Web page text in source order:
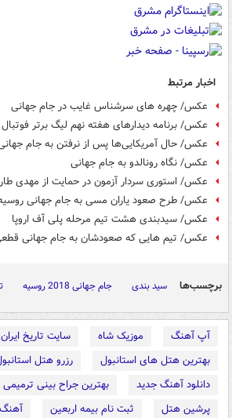
اخبار مرتبط
عکس/ چهره های سرشناس غایب در جام جهانی
عکس/ برنامه دیدارهای هفته نهم لیگ برتر فوتبال
عکس/ حال آمریکایی‌ها پس از نرفتن به جام
عکس/ نگاه رونالدو به جام جهانی
عکس/ استوری سردار آزمون در حمایت از مهدی
عکس/ طرح صعود یاران مسی به جام جهانی
عکس/ سیدبندی هشت تیم مرحله پلی آف اروپا
عکس/ تیم هایی که صعودشان به جام جهانی
برچسب‌ها سید بندی جام جهانی 2018 روسیه
آپ آهنگ موزیک شاه
سایت تاریخ ایران
بهترین هتل های استانبول
رزرو هتل
دانلود آهنگ جدید
بهترین جراح بینی ترمیمی
پرشین هتل
ثبت نام بیمه اربعین